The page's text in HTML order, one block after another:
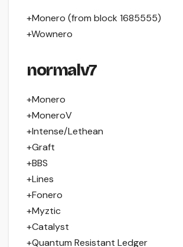
+Monero (from block 1685555)
+Wownero
normalv7
+Monero
+MoneroV
+Intense/Lethean
+Graft
+BBS
+Lines
+Fonero
+Myztic
+Catalyst
+Quantum Resistant Ledger